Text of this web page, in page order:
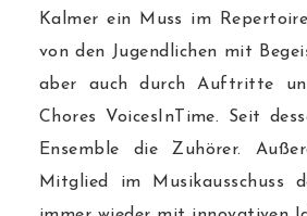
Kalmer ein Muss im
von den Jugendlichen mit
aber auch durch Auftritte
Chores VoicesInTime. Seit
Ensemble die Zuhörer.
Mitglied im Musikausschuss